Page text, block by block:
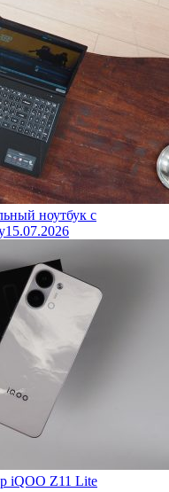
ноутбук с
15.07.2026
iQOO Z11 Lite